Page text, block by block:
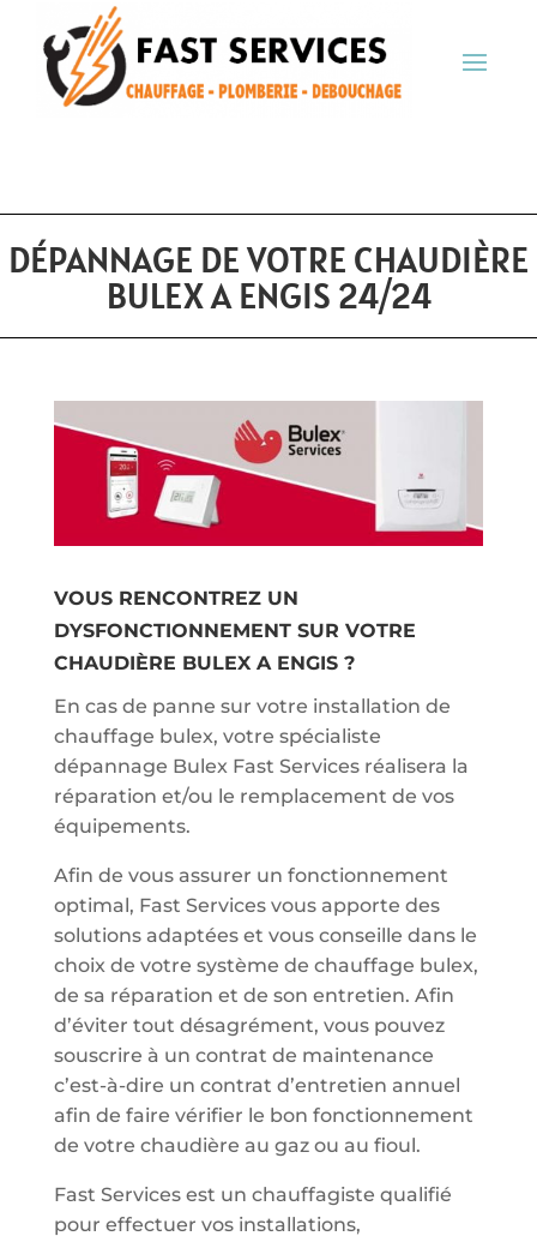
DÉPANNAGE DE VOTRE CHAUDIÈRE
BULEX A ENGIS 24/24
VOUS RENCONTREZ UN
DYSFONCTIONNEMENT SUR VOTRE
CHAUDIÈRE BULEX A ENGIS ?
En cas de panne sur votre installation de
chauffage bulex, votre spécialiste
dépannage Bulex Fast Services réalisera la
réparation et/ou le remplacement de vos
équipements.
Afin de vous assurer un fonctionnement
optimal, Fast Services vous apporte des
solutions adaptées et vous conseille dans le
choix de votre système de chauffage bulex,
de sa réparation et de son entretien. Afin
d’éviter tout désagrément, vous pouvez
souscrire à un contrat de maintenance
c’est-à-dire un contrat d’entretien annuel
afin de faire vérifier le bon fonctionnement
de votre chaudière au gaz ou au fioul.
Fast Services est un chauffagiste qualifié
pour effectuer vos installations,